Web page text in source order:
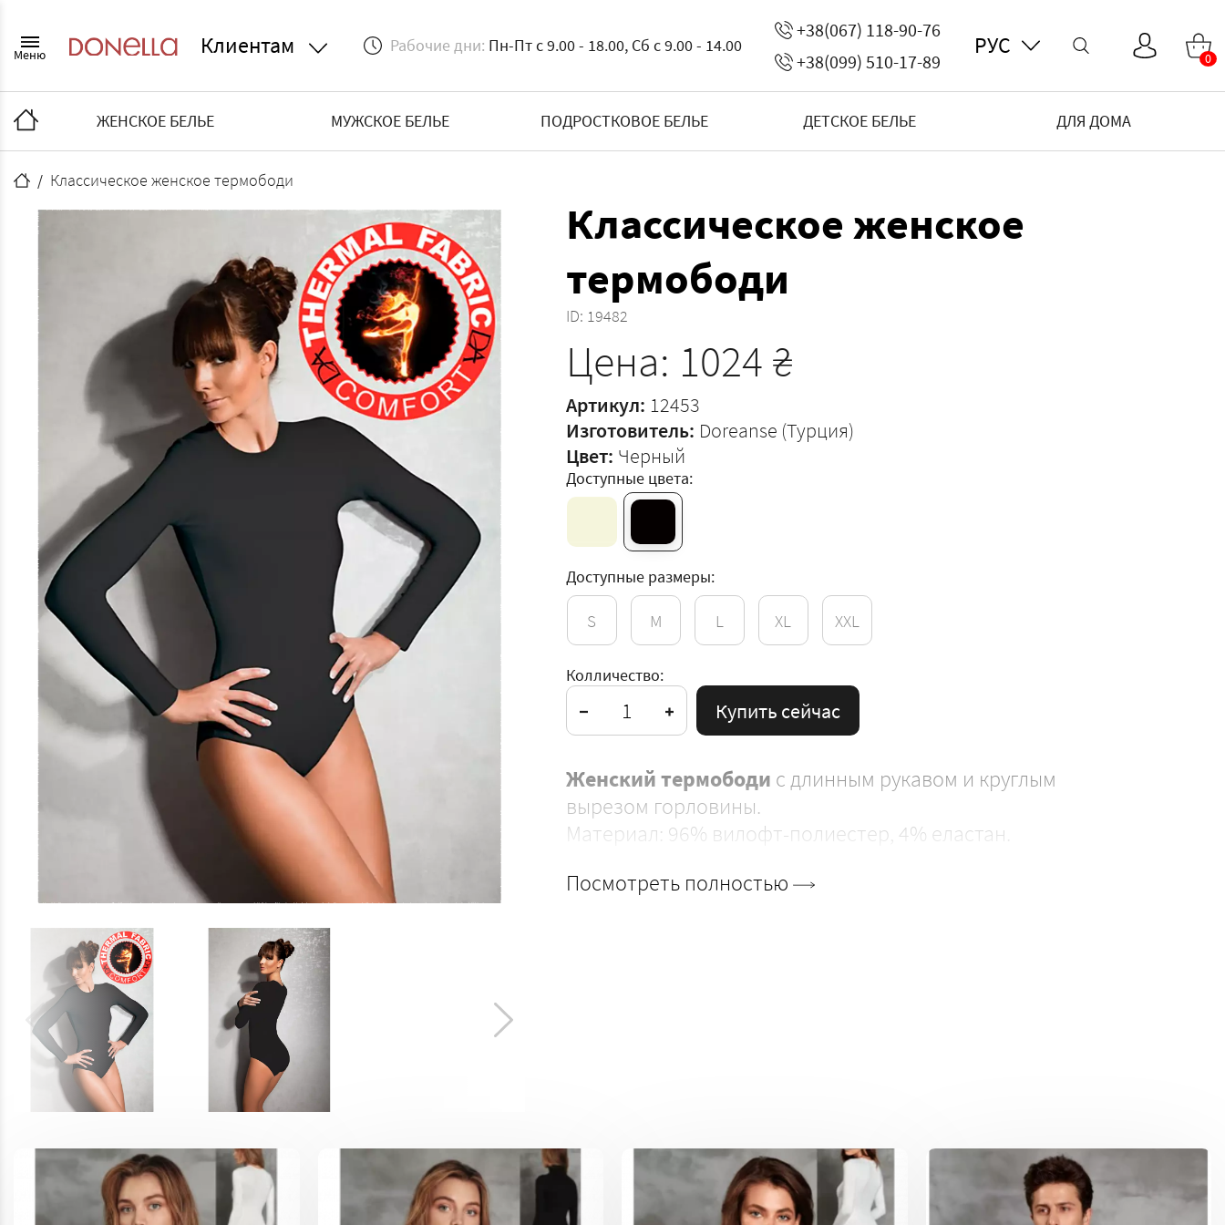
Меню Клиентам Рабочие дни: Пн-Пт с 9.00 - 18.00, Сб с 9.00 - 14.00
+38(067) 118-90-76
+38(099) 510-17-89
РУС 0
ЖЕНСКОЕ БЕЛЬЕ МУЖСКОЕ БЕЛЬЕ ПОДРОСТКОВОЕ БЕЛЬЕ ДЕТСКОЕ БЕЛЬЕ ДЛЯ ДОМА
Классическое женское термободи
Классическое женское
термободи
ID: 19482
Цена: 1024 ₴
Артикул: 12453
Изготовитель: Doreanse (Турция)
Цвет: Черный
Доступные цвета:
Доступные размеры:
S M L XL XXL
Колличество:
Купить сейчас
Женский термободи с длинным рукавом и круглым
вырезом горловины.
Материал: 96% вилофт-полиестер, 4% еластан.
Посмотреть полностью